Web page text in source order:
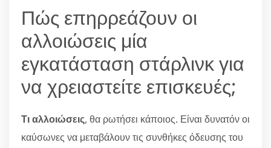
Πώς επηρρεάζουν οι
αλλοιώσεις μία
εγκατάσταση στάρλινκ για
να χρειαστείτε επισκευές;
Τι αλλοιώσεις, θα ρωτήσει κάποιος. Είναι δυνατόν οι
καύσωνες να μεταβάλουν τις συνθήκες όδευσης του